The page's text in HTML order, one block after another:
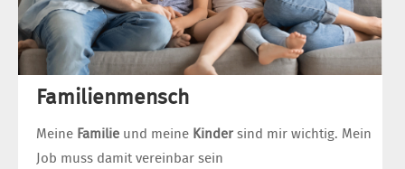
Familienmensch
Meine Familie und meine Kinder sind mir wichtig. Mein
Job muss damit vereinbar sein